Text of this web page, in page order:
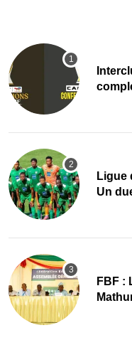
Ligue
Un
FBF :